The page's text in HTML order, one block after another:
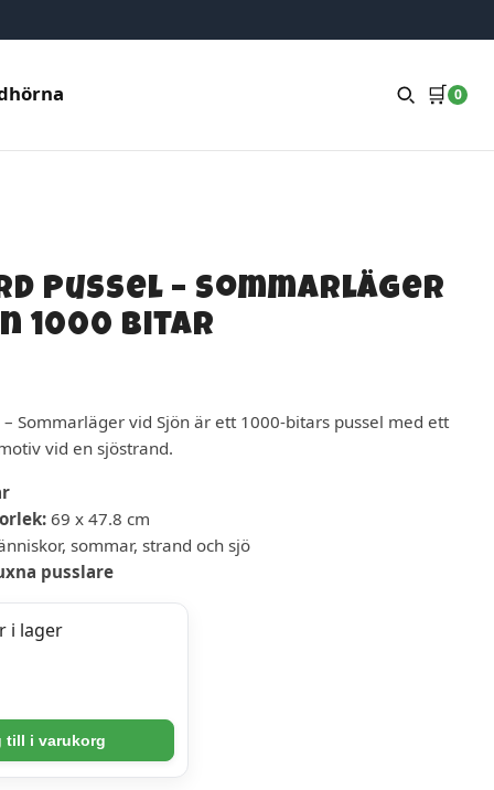
🛒 0
Pussel – Sommarläger
1000 bitar
– Sommarläger vid Sjön är ett 1000-bitars pussel med ett
vid en sjöstrand.
69 x 47.8 cm
sommar, strand och sjö
pusslare
i lager
till i varukorg